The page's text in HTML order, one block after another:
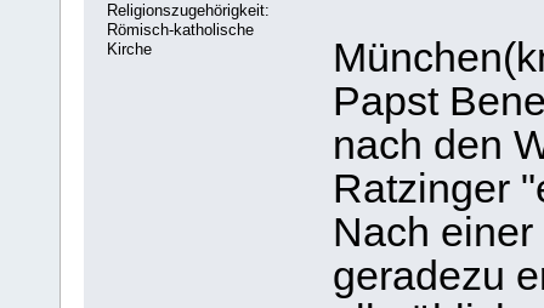
Religionszugehörigkeit:
Römisch-katholische
Kirche
Papst
nach den
Ratzinger
Nach
geradezu